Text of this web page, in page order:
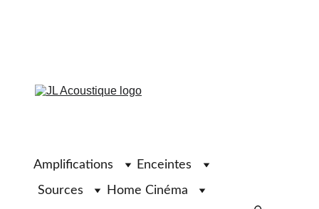
Amplifications
Enceintes
Sources
Home Cinéma